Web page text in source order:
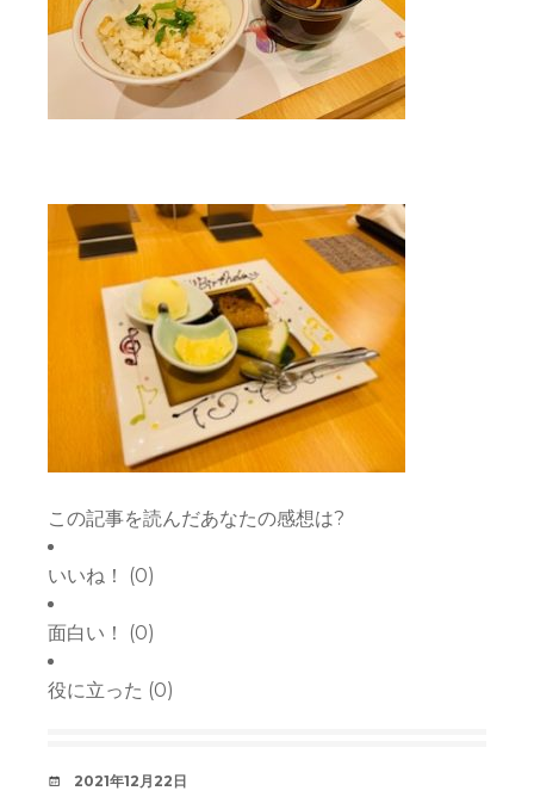
この記事を読んだあなたの感想は?
いいね！ (0)
面白い！ (0)
役に立った (0)
デ
2021年12月22日